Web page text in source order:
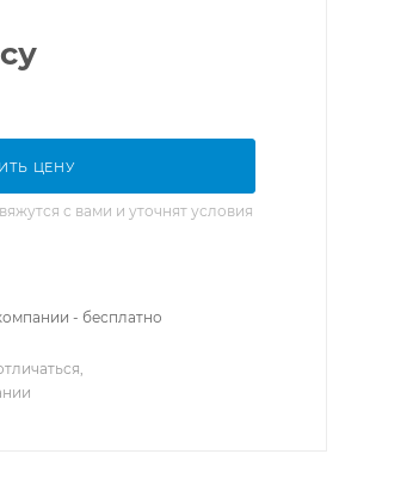
ЦЕНУ
с вами и уточнят условия
- бесплатно